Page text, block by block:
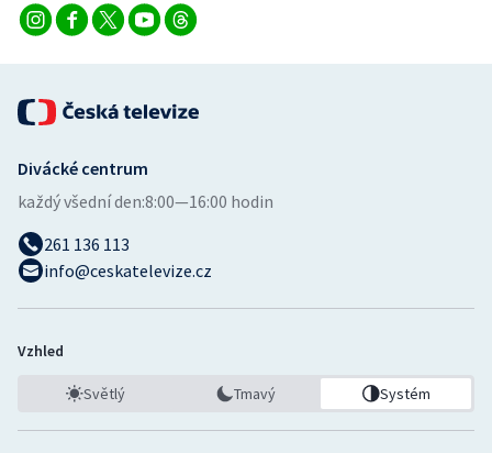
Volejbal
Ostatní
Divácké centrum
každý všední den:8:00—16:00 hodin
261 136 113
info@ceskatelevize.cz
Vzhled
Světlý Tmavý Systém